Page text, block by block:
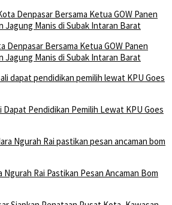
Denpasar Bersama Ketua GOW Panen
Jagung Manis di Subak Intaran Barat
Dapat Pendidikan Pemilih Lewat KPU Goes
Ngurah Rai Pastikan Pesan Ancaman Bom